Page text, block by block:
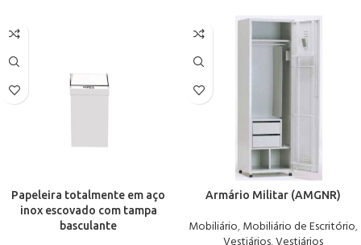
Papeleira totalmente em aço
inox escovado com tampa
basculante
Armário Militar (AMGNR)
Mobiliário,Mobiliário de Escritório,